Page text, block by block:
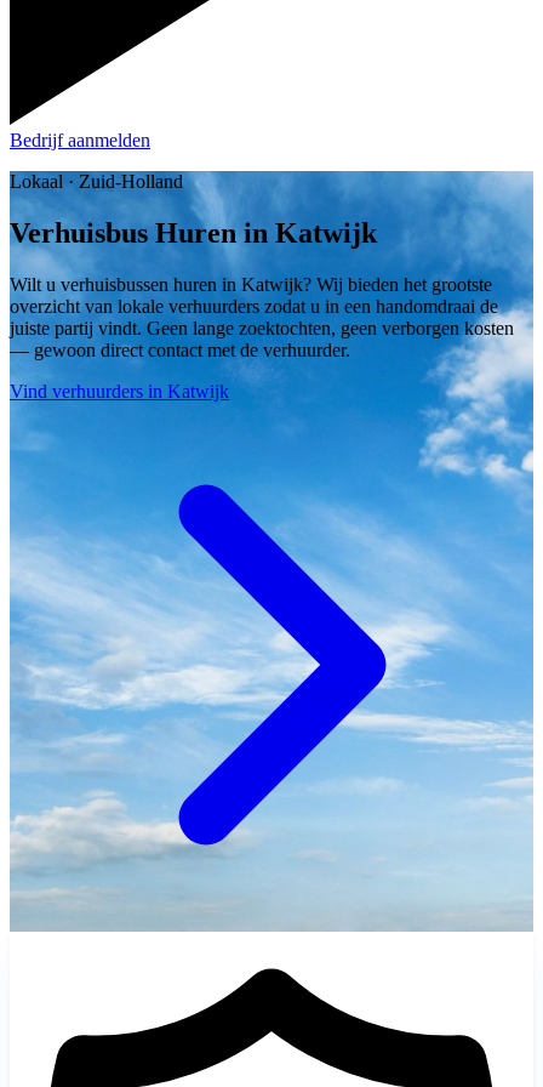
Bedrijf aanmelden
Lokaal · Zuid-Holland
Verhuisbus Huren in Katwijk
Wilt u verhuisbussen huren in Katwijk? Wij bieden het grootste
overzicht van lokale verhuurders zodat u in een handomdraai de
juiste partij vindt. Geen lange zoektochten, geen verborgen kosten
— gewoon direct contact met de verhuurder.
Vind verhuurders in Katwijk